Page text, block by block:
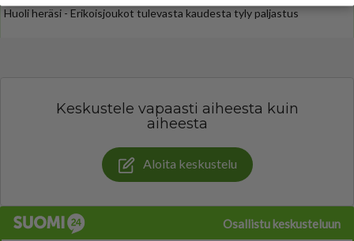
Huoli heräsi - Erikoisjoukot tulevasta kaudesta tyly paljastus
Keskustele vapaasti aiheesta kuin
aiheesta
Aloita keskustelu
Osallistu keskusteluun